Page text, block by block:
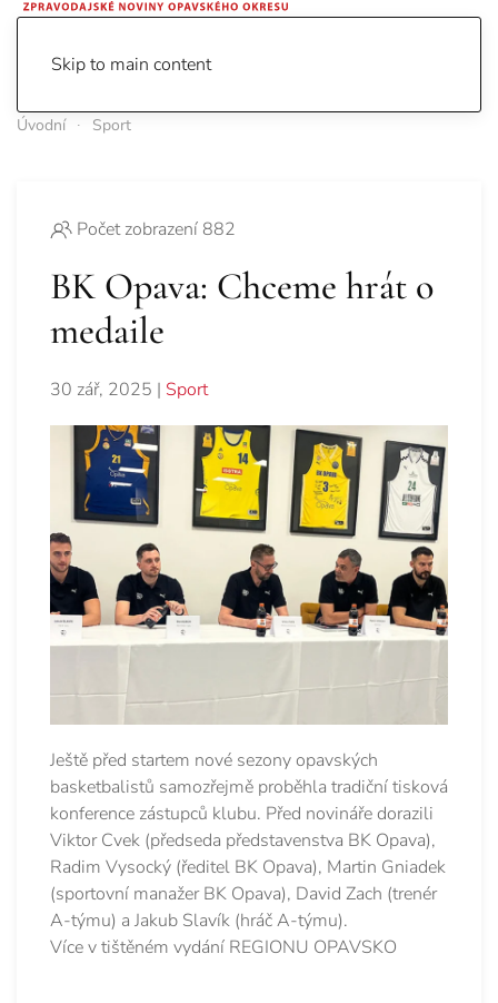
Skip to main content
Úvodní Sport
Počet zobrazení 882
BK Opava: Chceme hrát o
medaile
30 zář, 2025 | Sport
Ještě před startem nové sezony opavských
basketbalistů samozřejmě proběhla tradiční tisková
konference zástupců klubu. Před novináře dorazili
Viktor Cvek (předseda představenstva BK Opava),
Radim Vysocký (ředitel BK Opava), Martin Gniadek
(sportovní manažer BK Opava), David Zach (trenér
A-týmu) a Jakub Slavík (hráč A-týmu).
Více v tištěném vydání REGIONU OPAVSKO